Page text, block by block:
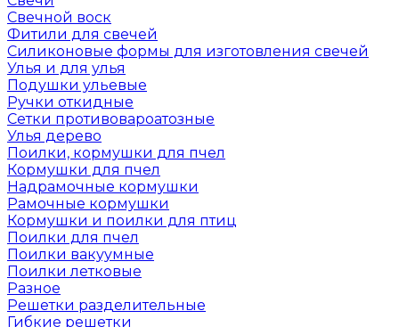
Свечной воск
Фитили для свечей
Силиконовые формы для изготовления свечей
Улья и для улья
Подушки ульевые
Ручки откидные
Сетки противовароатозные
Улья дерево
Поилки, кормушки для пчел
Кормушки для пчел
Надрамочные кормушки
Рамочные кормушки
Кормушки и поилки для птиц
Поилки для пчел
Поилки вакуумные
Поилки летковые
Разное
Решетки разделительные
Гибкие решетки